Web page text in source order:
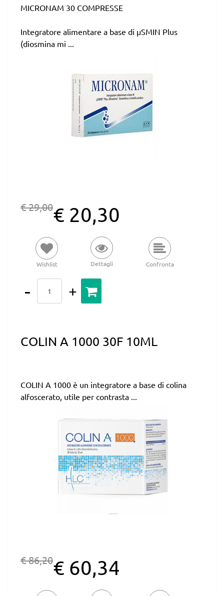
MICRONAM 30 COMPRESSE
Integratore alimentare a base di µSMIN Plus
(diosmina mi ...
€ 29,00€ 20,30
Wishlist Dettagli Confronta
COLIN A 1000 30F 10ML
COLIN A 1000 è un integratore a base di colina
alfoscerato, utile per contrasta ...
€ 86,20€ 60,34